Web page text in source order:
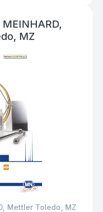
MZ
Mettler Toledo, MZ